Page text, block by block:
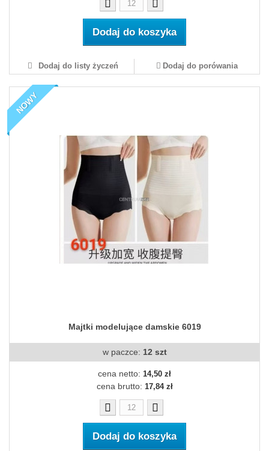
Dodaj do koszyka
Dodaj do listy życzeń Dodaj do porówania
NOWY
Majtki modelujące damskie 6019
w paczce: 12 szt
cena netto: 14,50 zł
cena brutto: 17,84 zł
Dodaj do koszyka